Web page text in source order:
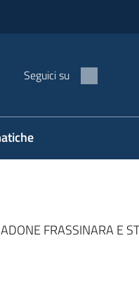
Seguici su
FRASSINARA E